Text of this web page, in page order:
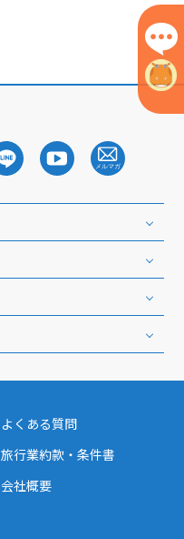
よくある質問
旅行業約款・条件書
会社概要